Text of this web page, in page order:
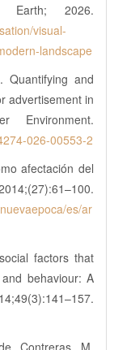
Earth; 2026.
visual-
landscape
Quantifying and
advertisement in
Environment.
026-00553-2
afectación del
es/ar
factors that
behaviour: A
Contreras M.